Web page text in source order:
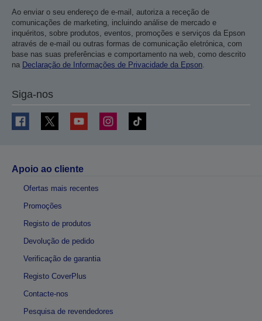
Ao enviar o seu endereço de e-mail, autoriza a receção de
comunicações de marketing, incluindo análise de mercado e
inquéritos, sobre produtos, eventos, promoções e serviços da Epson
através de e-mail ou outras formas de comunicação eletrónica, com
base nas suas preferências e comportamento na web, como descrito
na Declaração de Informações de Privacidade da Epson.
Siga-nos
Apoio ao cliente
Ofertas mais recentes
Promoções
Registo de produtos
Devolução de pedido
Verificação de garantia
Registo CoverPlus
Contacte-nos
Pesquisa de revendedores